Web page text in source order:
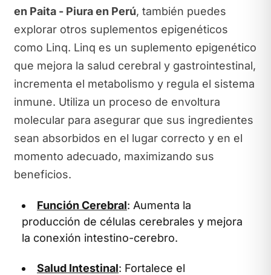
en Paita - Piura en Perú, también puedes
explorar otros suplementos epigenéticos
como Linq. Linq es un suplemento epigenético
que mejora la salud cerebral y gastrointestinal,
incrementa el metabolismo y regula el sistema
inmune. Utiliza un proceso de envoltura
molecular para asegurar que sus ingredientes
sean absorbidos en el lugar correcto y en el
momento adecuado, maximizando sus
beneficios.
Función Cerebral: Aumenta la
producción de células cerebrales y mejora
la conexión intestino-cerebro.
Salud Intestinal: Fortalece el